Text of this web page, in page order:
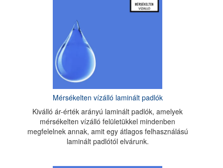
Mérsékelten vízálló laminált padlók
Kiválló ár-érték arányú laminált padlók, amelyek
mérsékelten vízálló felületükkel mindenben
megfelelnek annak, amit egy átlagos felhasználású
laminált padlótól elvárunk.